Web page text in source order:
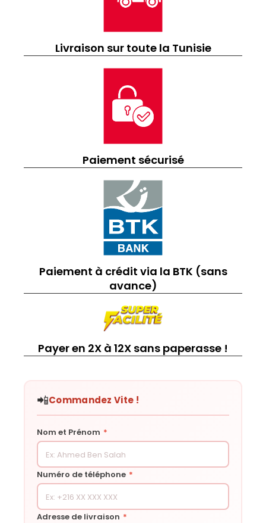
Livraison sur toute la Tunisie
Paiement sécurisé
Paiement à crédit via la BTK (sans
avance)
Payer en 2X à 12X sans paperasse !
📲Commandez Vite !
Nom et Prénom *
Numéro de téléphone *
Adresse de livraison *